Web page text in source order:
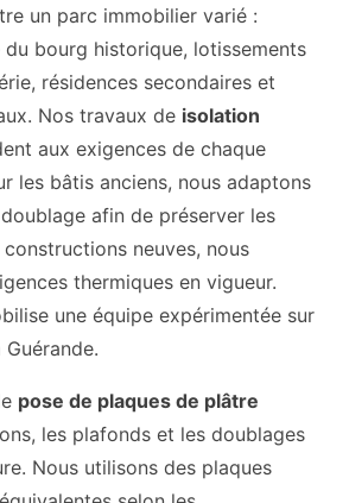
un parc immobilier varié :
du bourg historique, lotissements
résidences secondaires et
Nos travaux de isolation
aux exigences de chaque
les bâtis anciens, nous adaptons
afin de préserver les
neuves, nous
thermiques en vigueur.
une équipe expérimentée sur
pose de plaques de plâtre
les plafonds et les doublages
Nous utilisons des plaques